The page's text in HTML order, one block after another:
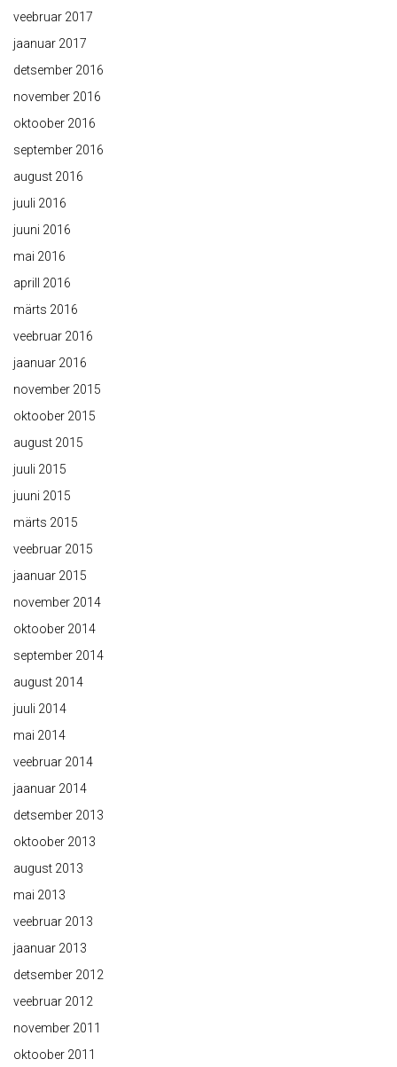
veebruar 2017
jaanuar 2017
detsember 2016
november 2016
oktoober 2016
september 2016
august 2016
juuli 2016
juuni 2016
mai 2016
aprill 2016
märts 2016
veebruar 2016
jaanuar 2016
november 2015
oktoober 2015
august 2015
juuli 2015
juuni 2015
märts 2015
veebruar 2015
jaanuar 2015
november 2014
oktoober 2014
september 2014
august 2014
juuli 2014
mai 2014
veebruar 2014
jaanuar 2014
detsember 2013
oktoober 2013
august 2013
mai 2013
veebruar 2013
jaanuar 2013
detsember 2012
veebruar 2012
november 2011
oktoober 2011